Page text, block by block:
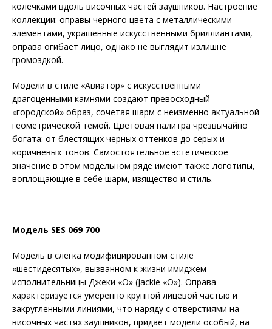
колечками вдоль височных частей заушников. Настроение
коллекции: оправы черного цвета с металлическими
элементами, украшенные искусственными бриллиантами,
оправа огибает лицо, однако не выглядит излишне
громоздкой.
Модели в стиле «Авиатор» с искусственными
драгоценными камнями создают превосходный
«городской» образ, сочетая шарм с неизменно актуальной
геометрической темой. Цветовая палитра чрезвычайно
богата: от блестящих черных оттенков до серых и
коричневых тонов. Самостоятельное эстетическое
значение в этом модельном ряде имеют также логотипы,
воплощающие в себе шарм, изящество и стиль.
Модель SES 069 700
Модель в слегка модифицированном стиле
«шестидесятых», вызванном к жизни имиджем
исполнительницы Джеки «О» (Jackie «O»). Оправа
характеризуется умеренно крупной лицевой частью и
закругленными линиями, что наряду с отверстиями на
височных частях заушников, придает модели особый, на